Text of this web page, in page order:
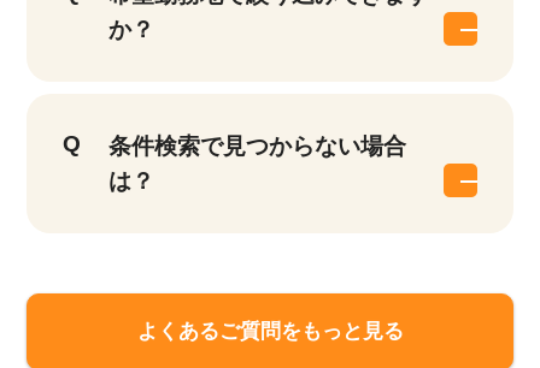
か？
条件検索で見つからない場合
は？
よくあるご質問をもっと見る